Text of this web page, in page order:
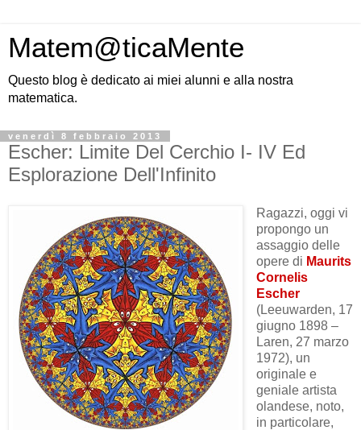
Matem@ticaMente
Questo blog è dedicato ai miei alunni e alla nostra
matematica.
venerdì 8 febbraio 2013
Escher: Limite Del Cerchio I- IV Ed
Esplorazione Dell'Infinito
Ragazzi, oggi vi
propongo un
assaggio delle
opere di Maurits
Cornelis
Escher
(Leeuwarden, 17
giugno 1898 –
Laren, 27 marzo
1972), un
originale e
geniale artista
olandese, noto,
in particolare,